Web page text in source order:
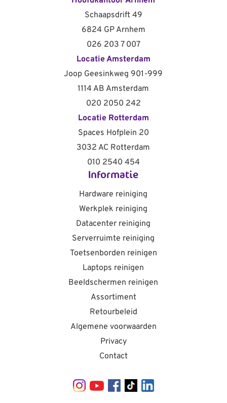
Schaapsdrift 49
6824 GP Arnhem
026 203 7 007
Locatie Amsterdam
Joop Geesinkweg 901-999
1114 AB Amsterdam
020 2050 242
Locatie Rotterdam
Spaces Hofplein 20
3032 AC Rotterdam
010 2540 454
Informatie
Hardware reiniging
Werkplek reiniging
Datacenter reiniging
Serverruimte reiniging
Toetsenborden reinigen
Laptops reinigen
Beeldschermen reinigen
Assortiment
Retourbeleid
Algemene voorwaarden
Privacy
Contact